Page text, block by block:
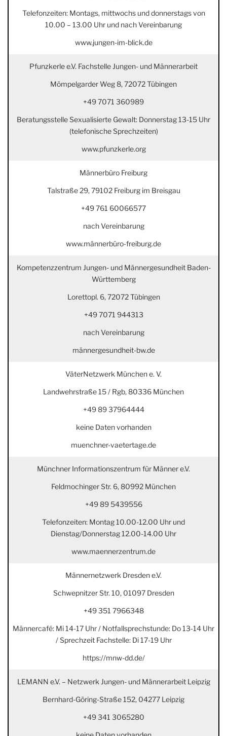
Telefonzeiten: Montags, mittwochs und donnerstags von
10.00 – 13.00 Uhr und nach Vereinbarung
www.jungen-im-blick.de
Pfunzkerle e.V. Fachstelle Jungen- und Männerarbeit
Mömpelgarder Weg 8, 72072 Tübingen
+49 7071 360989
Beratungsstelle Sexualisierte Gewalt: Donnerstag 13-15 Uhr
(telefonische Sprechzeiten)
www.pfunzkerle.org
Männerbüro Freiburg
Talstraße 29, 79102 Freiburg im Breisgau
+49 761 60066577
nach Vereinbarung
www.männerbüro-freiburg.de
Kompetenzzentrum Jungen- und Männergesundheit Baden-
Württemberg
Lorettopl. 6, 72072 Tübingen
+49 7071 944313
nach Vereinbarung
männergesundheit-bw.de
VäterNetzwerk München e. V.
Landwehrstraße 15 / Rgb, 80336 München
+49 89 37964444
keine Daten vorhanden
muenchner-vaetertage.de
Münchner Informationszentrum für Männer e.V.
Feldmochinger Str. 6, 80992 München
+49 89 5439556
Telefonzeiten: Montag 10.00-12.00 Uhr und
Dienstag/Donnerstag 12.00-14.00 Uhr
www.maennerzentrum.de
Männernetzwerk Dresden e.V.
Schwepnitzer Str. 10, 01097 Dresden
+49 351 7966348
Männercafé: Mi 14-17 Uhr / Notfallsprechstunde: Do 13-14 Uhr
/ Sprechzeit Fachstelle: Di 17-19 Uhr
https://mnw-dd.de/
LEMANN e.V. – Netzwerk Jungen- und Männerarbeit Leipzig
Bernhard-Göring-Straße 152, 04277 Leipzig
+49 341 3065280